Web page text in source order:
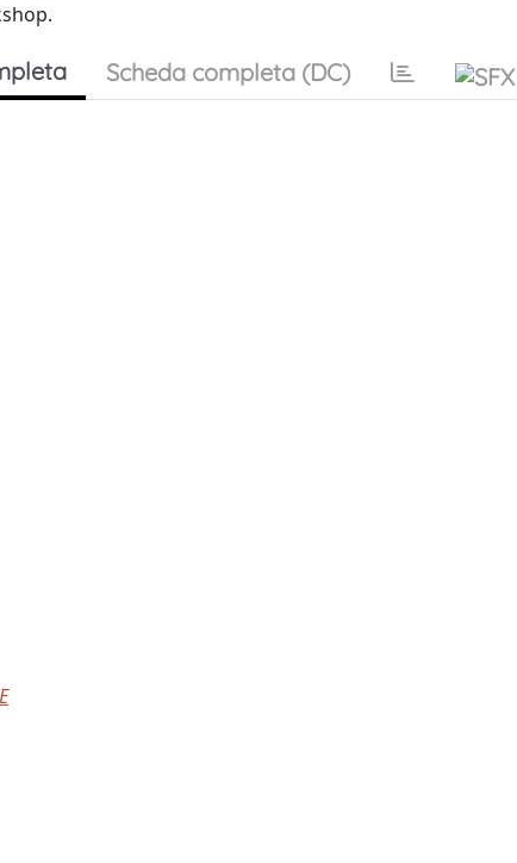
Scheda completa (DC)